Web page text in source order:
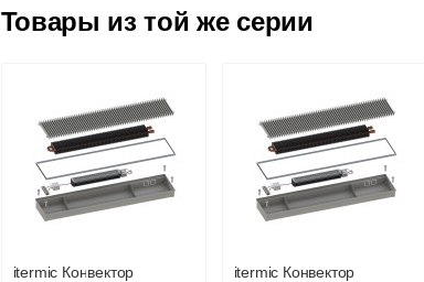
Доставка сантехники по Москве и Московской области
Подъем на этаж.
Возможные способы оплаты:
Интернет-деньгами (Yandex-деньги, Web-money,
Безналичный расчёт (возможно и с НДС)
Товары из той же серии
itermic Конвектор
itermic Конвектор